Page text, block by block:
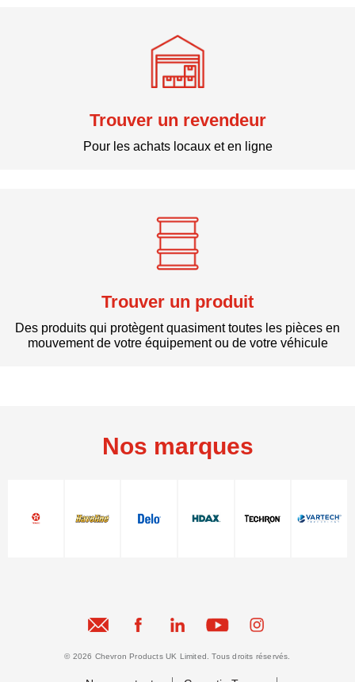
Trouver un revendeur
Pour les achats locaux et en ligne
Trouver un produit
Des produits qui protègent quasiment toutes les pièces en
mouvement de votre équipement ou de votre véhicule
Nos marques
© 2026 Chevron Products UK Limited. Tous droits réservés.